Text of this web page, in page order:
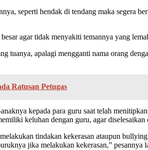
seperti hendak di tendang maka segera
agar tidak menyakiti temannya yang
tuanya, apalagi mengganti nama orang
Ratusan Petugas
kepada para guru saat telah
keluhan dengan guru, agar diselesaikan
tindakan kekerasan ataupun
jika melakukan kekerasan,” pesannya